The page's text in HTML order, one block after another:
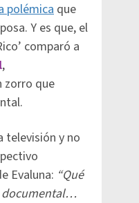
polémica que
Y es que, el
comparó a
,
zorro que
televisión y no
Evaluna: “Qué
documental…